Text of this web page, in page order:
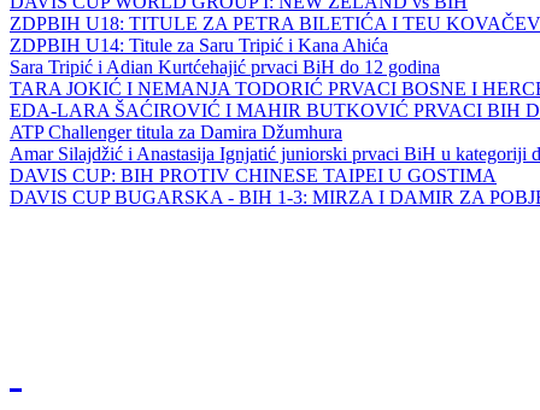
ZDPBIH U18: TITULE ZA PETRA BILETIĆA I TEU
ZDPBIH U14: Titule za Saru Tripić i Kana Ahića
Sara Tripić i Adian Kurtćehajić prvaci BiH do 12 godina
TARA JOKIĆ I NEMANJA TODORIĆ PRVACI BOSNE I
EDA-LARA ŠAĆIROVIĆ I MAHIR BUTKOVIĆ PRVACI BIH
ATP Challenger titula za Damira Džumhura
Amar Silajdžić i Anastasija Ignjatić juniorski prvaci BiH u kategoriji
DAVIS CUP: BIH PROTIV CHINESE TAIPEI U GOSTIMA
DAVIS CUP BUGARSKA - BIH 1-3: MIRZA I DAMIR ZA